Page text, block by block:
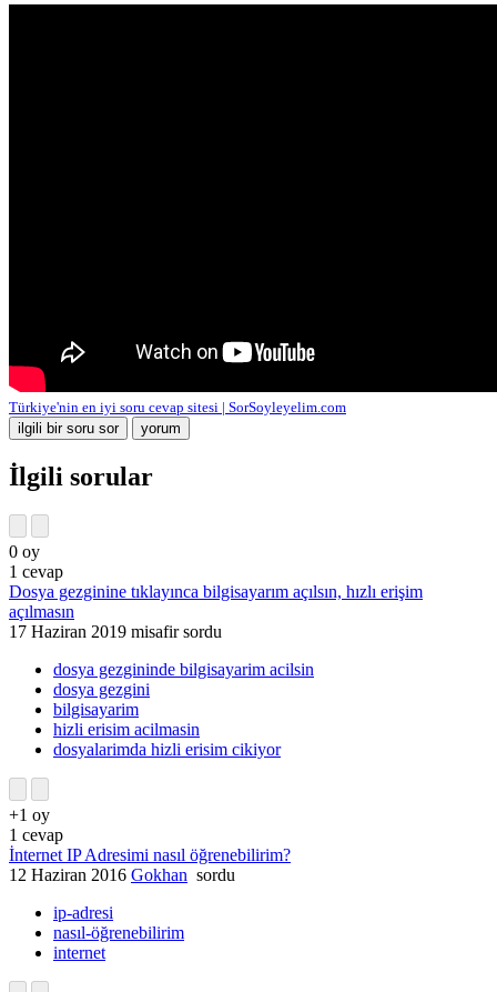
Türkiye'nin en iyi soru cevap sitesi | SorSoyleyelim.com
İlgili sorular
0 oy
1 cevap
Dosya gezginine tıklayınca bilgisayarım açılsın, hızlı erişim
açılmasın
17 Haziran 2019 misafir sordu
dosya gezgininde bilgisayarim acilsin
dosya gezgini
bilgisayarim
hizli erisim acilmasin
dosyalarimda hizli erisim cikiyor
+1 oy
1 cevap
İnternet IP Adresimi nasıl öğrenebilirim?
12 Haziran 2016 Gokhan sordu
ip-adresi
nasıl-öğrenebilirim
internet